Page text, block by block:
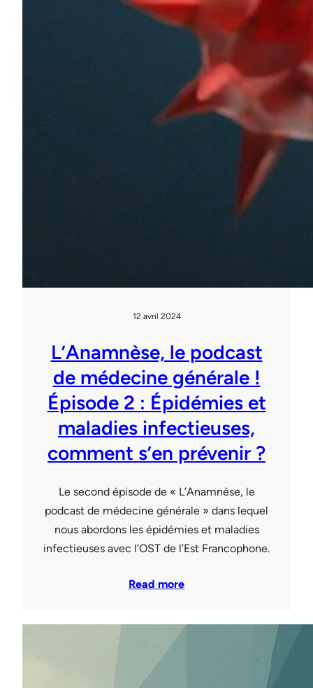
12 avril 2024
L’Anamnèse, le podcast
de médecine générale !
Épisode 2 : Épidémies et
maladies infectieuses,
comment s’en prévenir ?
Le second épisode de « L’Anamnèse, le
podcast de médecine générale » dans lequel
nous abordons les épidémies et maladies
infectieuses avec l’OST de l’Est Francophone.
Read more